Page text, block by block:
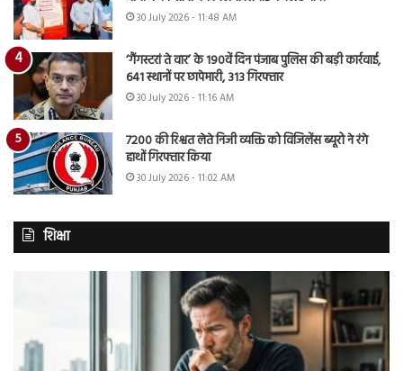
30 July 2026 - 11:48 AM
‘गैंगस्टरां ते वार’ के 190वें दिन पंजाब पुलिस की बड़ी कार्रवाई,
641 स्थानों पर छापेमारी, 313 गिरफ्तार
30 July 2026 - 11:16 AM
7200 की रिश्वत लेते निजी व्यक्ति को विजिलेंस ब्यूरो ने रंगे
हाथों गिरफ्तार किया
30 July 2026 - 11:02 AM
शिक्षा